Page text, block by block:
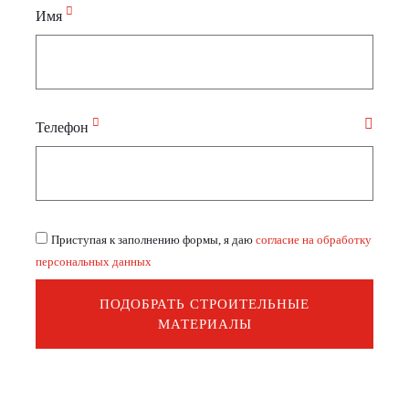
Имя
Телефон
Приступая к заполнению формы, я даю согласие на обработку
персональных данных
ПОДОБРАТЬ СТРОИТЕЛЬНЫЕ
МАТЕРИАЛЫ